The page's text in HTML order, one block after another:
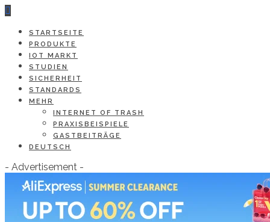
STARTSEITE
PRODUKTE
IOT MARKT
STUDIEN
SICHERHEIT
STANDARDS
MEHR
INTERNET OF TRASH
PRAXISBEISPIELE
GASTBEITRÄGE
DEUTSCH
- Advertisement -